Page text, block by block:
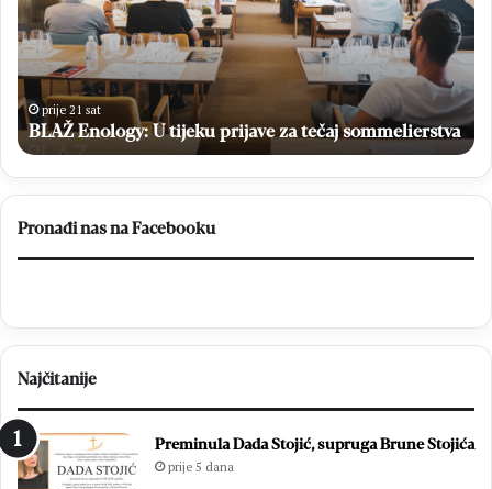
prijave
za
tečaj
sommelierstva
prije 21 sat
BLAŽ Enology: U tijeku prijave za tečaj sommelierstva
–
Pronađi nas na Facebooku
Najčitanije
Preminula Dada Stojić, supruga Brune Stojića
prije 5 dana